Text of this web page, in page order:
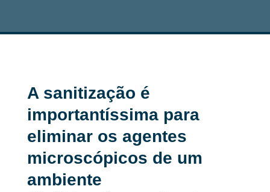
A sanitização é
importantíssima para
eliminar os agentes
microscópicos de um
ambiente